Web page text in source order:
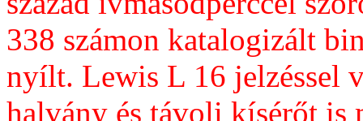
338 számon katalogizált
nyílt. Lewis L 16 jelzéssel
halvány és távoli kísérőt is